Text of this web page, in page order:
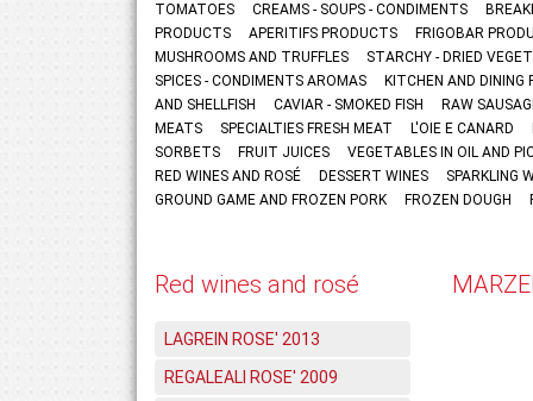
TOMATOES
CREAMS - SOUPS - CONDIMENTS
PRODUCTS
APERITIFS PRODUCTS
FRIGOBAR
MUSHROOMS AND TRUFFLES
STARCHY - DRIED
SPICES - CONDIMENTS AROMAS
KITCHEN AND
AND SHELLFISH
CAVIAR - SMOKED FISH
RAW
MEATS
SPECIALTIES FRESH MEAT L'OIE E CANARD
SORBETS
FRUIT JUICES
VEGETABLES IN OIL AND
RED WINES AND ROSÉ
DESSERT WINES
SPARKLING
GROUND GAME AND FROZEN PORK
FROZEN DOUGH
Red wines and rosé
LAGREIN ROSE' 2013
REGALEALI ROSE' 2009